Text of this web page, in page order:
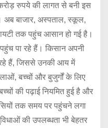
रुपये की लागत से बनी इस
अब बाजार, अस्पताल, स्कूल,
तक पहुंच आसान हो गई है।
पा रहे हैं। किसान अपनी
हैं, जिससे उनकी आय में
बच्चों और बुजुर्गों के लिए
की पढ़ाई नियमित हुई है और
तक समय पर पहुंचने लगा
की उपलब्धता भी बेहतर